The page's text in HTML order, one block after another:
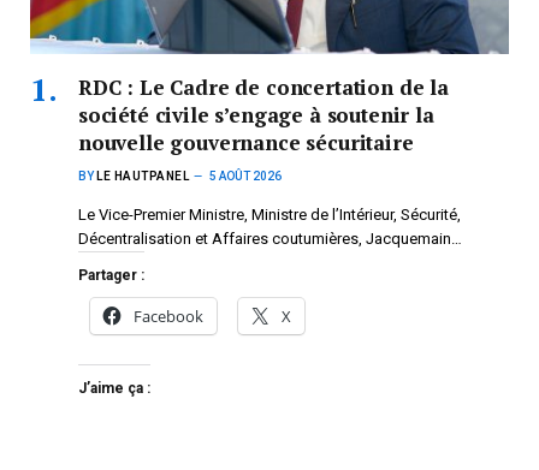
RDC : Le Cadre de concertation de la
société civile s’engage à soutenir la
nouvelle gouvernance sécuritaire
BY LE HAUTPANEL 5 AOÛT 2026
Le Vice-Premier Ministre, Ministre de l’Intérieur, Sécurité,
Décentralisation et Affaires coutumières, Jacquemain…
Partager :
Facebook X
J’aime ça :